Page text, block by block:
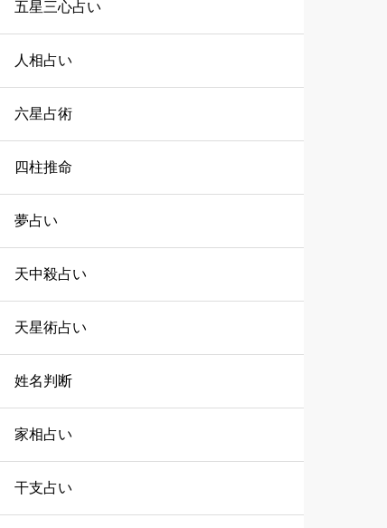
五星三心占い
人相占い
六星占術
四柱推命
夢占い
天中殺占い
天星術占い
姓名判断
家相占い
干支占い